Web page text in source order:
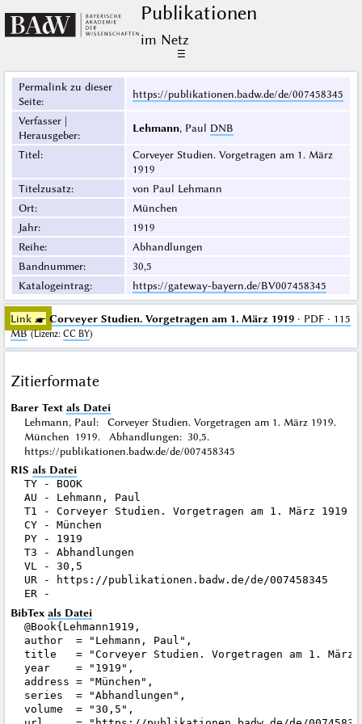
Publikationen
im Netz
☰
Permalink zu dieser
Seite:
https://publikationen.badw.de/de/007458345
Verfasser |
Herausgeber:
Lehmann, Paul DNB
Titel:
Corveyer Studien. Vorgetragen am 1. März
1919
Titelzusatz:
von Paul Lehmann
Ort:
München
Jahr:
1919
Reihe:
Abhandlungen
Bandnummer:
30,5
Katalogeintrag: https://gateway-bayern.de/BV007458345
Link ☛ Corveyer Studien. Vorgetragen am 1. März 1919· PDF · 115
MB (Lizenz: CC BY)
Zitierformate
Barer Text als Datei
Lehmann, Paul: Corveyer Studien. Vorgetragen am 1. März 1919.
München 1919. Abhandlungen: 30,5.
https://publikationen.badw.de/de/007458345
RIS als Datei
TY - BOOK
AU - Lehmann, Paul
T1 - Corveyer Studien. Vorgetragen am 1. März 1919
CY - München
PY - 1919
T3 - Abhandlungen
VL - 30,5
UR - https://publikationen.badw.de/de/007458345
BibTex als Datei
@Book{Lehmann1919,
author  = "Lehmann, Paul",
title   = "Corveyer Studien. Vorgetragen am 1. März
year    = "1919",
address = "München",
series  = "Abhandlungen",
volume  = "30,5",